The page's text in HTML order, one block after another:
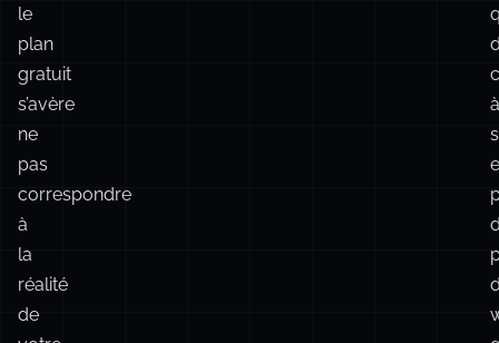
ne
pas
correspondre
à
la
réalité
de
votre
trafic
?